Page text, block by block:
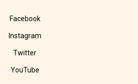
Facebook
Instagram
Twitter
YouTube